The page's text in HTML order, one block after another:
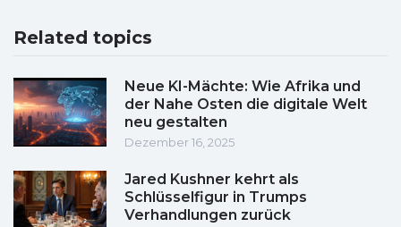
Related topics
Neue KI-Mächte: Wie Afrika und
der Nahe Osten die digitale Welt
neu gestalten
Dezember 16, 2025
Jared Kushner kehrt als
Schlüsselfigur in Trumps
Verhandlungen zurück